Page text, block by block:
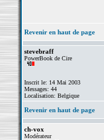
Revenir en haut de page
stevebraff
PowerBook de Cire
Inscrit le: 14 Mai 2003
Messages: 44
Localisation: Belgique
Revenir en haut de page
ch-vox
Modérateur